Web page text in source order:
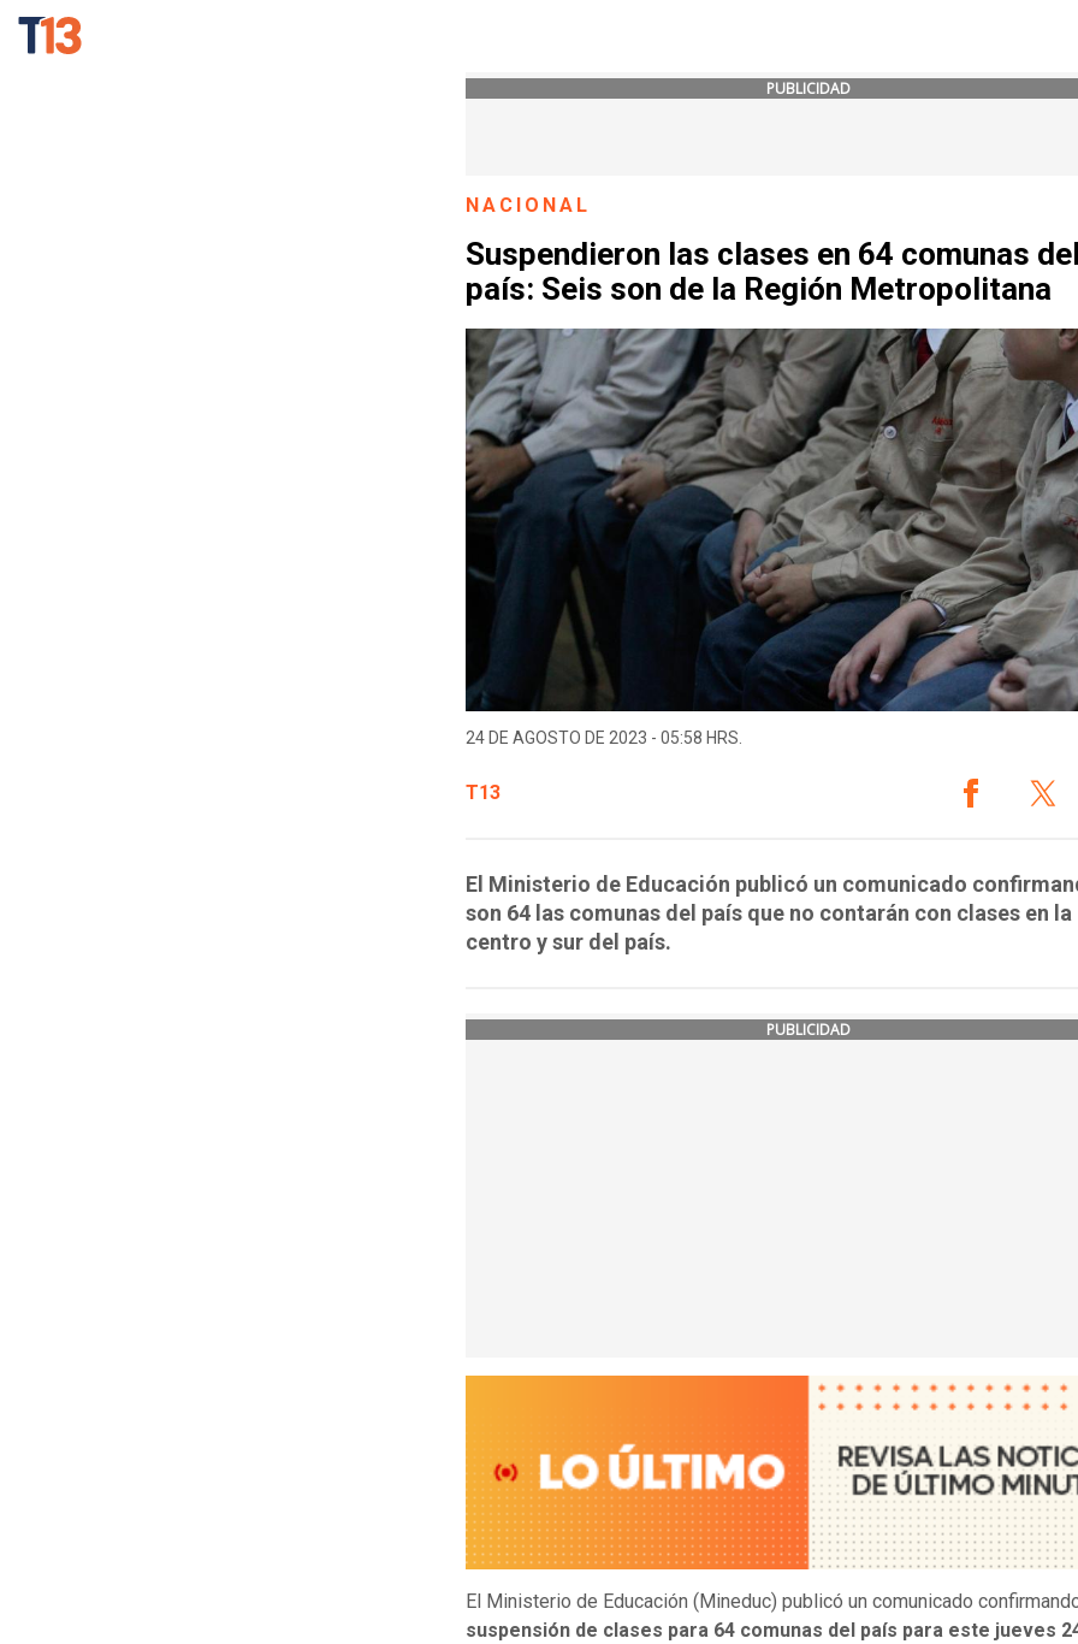
PUBLICIDAD
NACIONAL
Suspendieron las clases en 64 comunas
país: Seis son de la Región Metropolitana
24 DE AGOSTO DE 2023 - 05:58 HRS.
T13
El Ministerio de Educación publicó un comunicado
son 64 las comunas del país que no contarán con clases en la
centro y sur del país.
PUBLICIDAD
El Ministerio de Educación (Mineduc) publicó un comunicado
suspensión de clases para 64 comunas del país para este jueves